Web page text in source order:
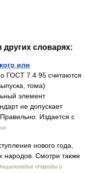
других словарях:
или
ГОСТ 7.4 95 считаются
тома)
элемент
не допускает
Издается с
нового года,
народов. Смотри также
«Народы и